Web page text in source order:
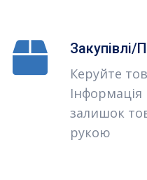
Закупівлі/
Керуйте
залишок
рукою